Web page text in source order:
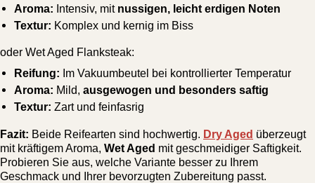
Aroma: Intensiv, mit nussigen, leicht erdigen Noten
Textur: Komplex und kernig im Biss
oder Wet Aged Flanksteak:
Reifung: Im Vakuumbeutel bei kontrollierter Temperatur
Aroma: Mild, ausgewogen und besonders saftig
Textur: Zart und feinfasrig
Fazit: Beide Reifearten sind hochwertig. Dry Aged überzeugt
mit kräftigem Aroma, Wet Aged mit geschmeidiger Saftigkeit.
Probieren Sie aus, welche Variante besser zu Ihrem
Geschmack und Ihrer bevorzugten Zubereitung passt.